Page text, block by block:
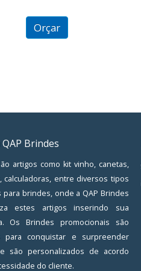
of
Brindes
artigos como kit vinho, canetas,
calculadoras, entre diversos tipos
para brindes, onde a QAP Brindes
estes artigos inserindo sua
Os Brindes promocionais são
para conquistar e surpreender
são personalizados de acordo
do cliente.